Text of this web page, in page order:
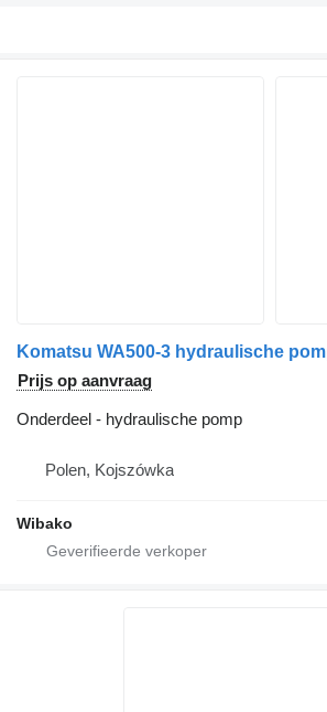
Komatsu WA500-3 hydraulische
Prijs op aanvraag
Onderdeel - hydraulische pomp
Polen, Kojszówka
Wibako